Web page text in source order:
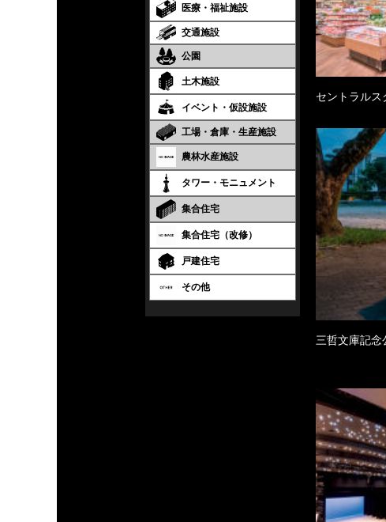
医療・福祉施設
交通施設
公園
土木施設
イベント・仮設施設
工場・倉庫・生産施設
農林水産施設
タワー・モニュメント
集合住宅
集合住宅（改修）
戸建住宅
その他
セントラル
三哲文庫記念